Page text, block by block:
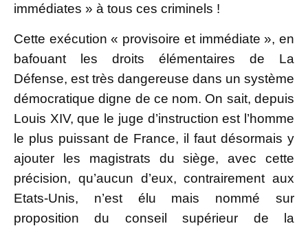
immédiates » à tous ces criminels !
Cette exécution « provisoire et immédiate », en
bafouant les droits élémentaires de La
Défense, est très dangereuse dans un système
démocratique digne de ce nom. On sait, depuis
Louis XIV, que le juge d’instruction est l’homme
le plus puissant de France, il faut désormais y
ajouter les magistrats du siège, avec cette
précision, qu’aucun d’eux, contrairement aux
Etats-Unis, n’est élu mais nommé sur
proposition du conseil supérieur de la